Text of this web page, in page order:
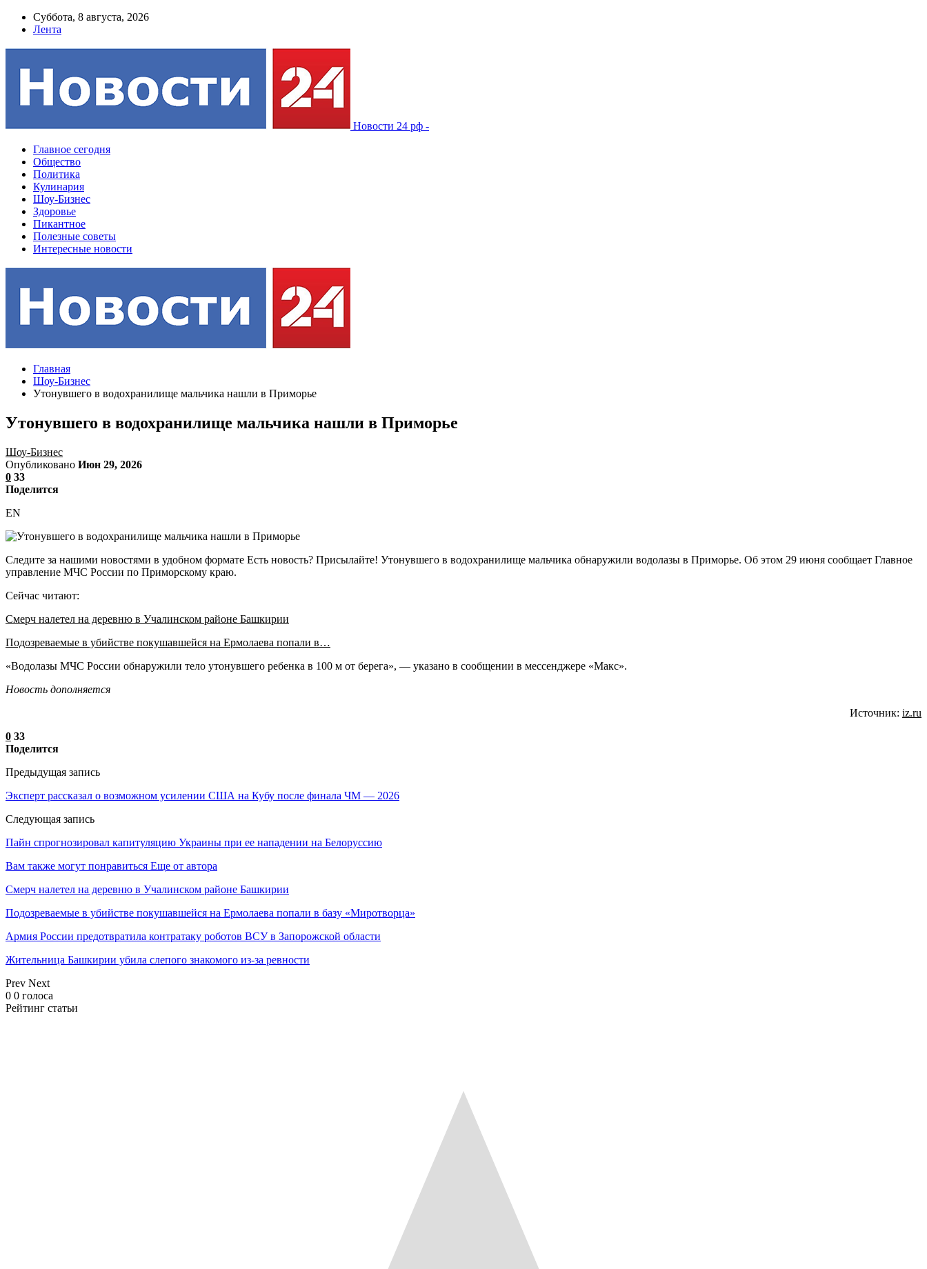
Суббота, 8 августа, 2026
Лента
Новости 24 рф -
Главное сегодня
Общество
Политика
Кулинария
Шоу-Бизнес
Здоровье
Пикантное
Полезные советы
Интересные новости
Главная
Шоу-Бизнес
Утонувшего в водохранилище мальчика нашли в Приморье
Утонувшего в водохранилище мальчика нашли в Приморье
Шоу-Бизнес
Опубликовано Июн 29, 2026
0 33
Поделится
EN
Следите за нашими новостями в удобном формате Есть новость? Присылайте! Утонувшего в водохранилище мальчика обнаружили водолазы в Приморье. Об этом 29 июня сообщает Главное
управление МЧС России по Приморскому краю.
Сейчас читают:
Смерч налетел на деревню в Учалинском районе Башкирии
Подозреваемые в убийстве покушавшейся на Ермолаева попали в…
«Водолазы МЧС России обнаружили тело утонувшего ребенка в 100 м от берега», — указано в сообщении в мессенджере «Макс».
Новость дополняется
Источник: iz.ru
0 33
Поделится
Предыдущая запись
Эксперт рассказал о возможном усилении США на Кубу после финала ЧМ — 2026
Следующая запись
Пайн спрогнозировал капитуляцию Украины при ее нападении на Белоруссию
Вам также могут понравиться Еще от автора
Смерч налетел на деревню в Учалинском районе Башкирии
Подозреваемые в убийстве покушавшейся на Ермолаева попали в базу «Миротворца»
Армия России предотвратила контратаку роботов ВСУ в Запорожской области
Жительница Башкирии убила слепого знакомого из-за ревности
Prev Next
0 0 голоса
Рейтинг статьи